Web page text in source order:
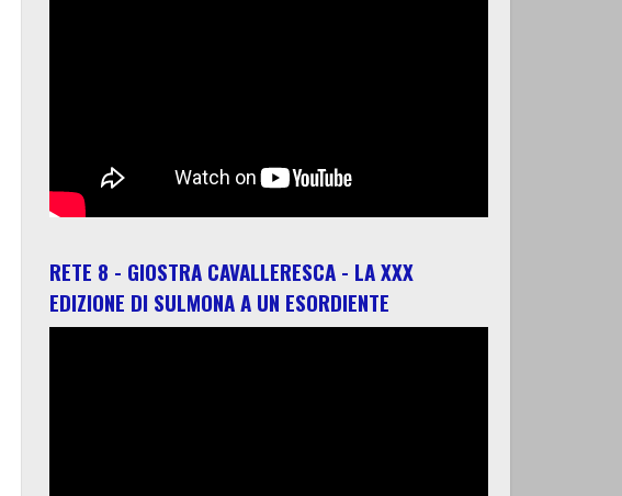
RETE 8 - GIOSTRA CAVALLERESCA - LA XXX
EDIZIONE DI SULMONA A UN ESORDIENTE